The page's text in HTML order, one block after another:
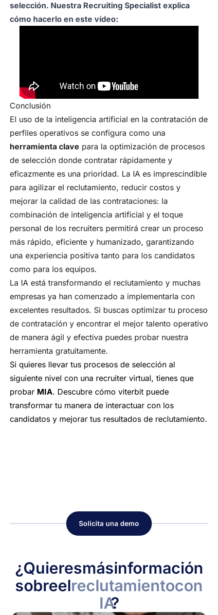
selección. Nuestra Recruiting Specialist explica
cómo hacerlo en este vídeo:
Conclusión
El uso de la inteligencia artificial en la contratación de
perfiles operativos se configura como una
herramienta clave para la optimización de procesos
de selección donde contratar rápidamente y
eficazmente es una prioridad. La IA es imprescindible
para agilizar el reclutamiento, reducir costos y
mejorar la calidad de las contrataciones: la
combinación de inteligencia artificial y el toque
personal de los recruiters permitirá crear un proceso
más rápido, eficiente y humanizado, garantizando
una experiencia positiva tanto para los candidatos
como para los equipos.
La IA está transformando el reclutamiento y muchas
empresas ya han comenzado a implementarla con
excelentes resultados. Si buscas optimizar tu proceso
de contratación y encontrar el mejor talento operativo
de manera ágil y efectiva puedes probar nuestra
herramienta gratuitamente.
Si quieres llevar tus procesos de selección al
siguiente nivel con una recruiter virtual, tienes que
probar MIA. Descubre cómo viterbit puede
transformar tu manera de interactuar con los
candidatos y mejorar tus resultados de reclutamiento.
Solicita una demo
¿Quieresmásinformación
sobreelreclutamientocon
IA?